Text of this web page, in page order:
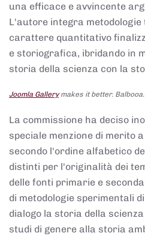
una efficace e avvincente
L'autore integra
carattere quantitativo
e storiografica, ibridando in
storia della scienza con la
Joomla Gallerymakes it better.
La commissione ha deciso
speciale menzione di merito
secondo l'ordine alfabetico
distinti per l'originalità dei
delle fonti primarie e
di metodologie sperimentali
dialogo la storia della
studi di genere alla storia